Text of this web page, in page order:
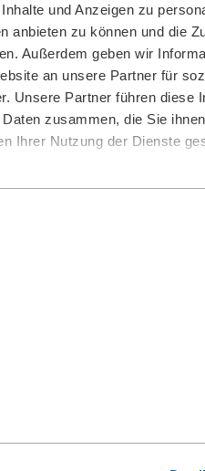
und Anzeigen zu
anbieten zu können und die
Außerdem geben wir
an unsere Partner für
Unsere Partner führen diese
zusammen, die Sie
Ihrer Nutzung der Dienste
undBOLL CLEAN 1500
eine zuverlässige Lösung für
eine dauerhaft hohe
wollen. Der
anorganische